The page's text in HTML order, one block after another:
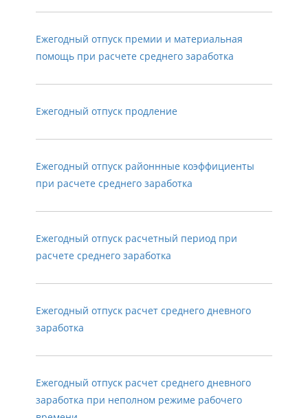
Ежегодный отпуск премии и материальная
помощь при расчете среднего заработка
Ежегодный отпуск продление
Ежегодный отпуск районнные коэффициенты
при расчете среднего заработка
Ежегодный отпуск расчетный период при
расчете среднего заработка
Ежегодный отпуск расчет среднего дневного
заработка
Ежегодный отпуск расчет среднего дневного
заработка при неполном режиме рабочего